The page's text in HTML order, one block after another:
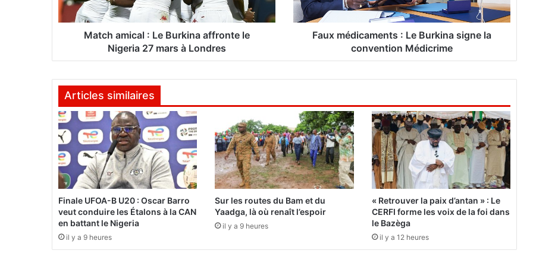
c
:
e
u
r
k
i
n
a
f
f
r
o
Match amical : Le Burkina affronte le
Nigeria 27 mars à Londres
c
e
:
e
B
u
r
k
n
Faux médicaments : Le Burkina signe la
convention Médicrime
Articles similaires
Finale UFOA-B U20 : Oscar Barro
veut conduire les Étalons à la CAN
en battant le Nigeria
il y a 9 heures
Sur les routes du Bam et du
Yaadga, là où renaît l’espoir
il y a 9 heures
« Retrouver la paix d’antan » : Le
CERFI forme les voix de la foi dans
le Bazèga
il y a 12 heures